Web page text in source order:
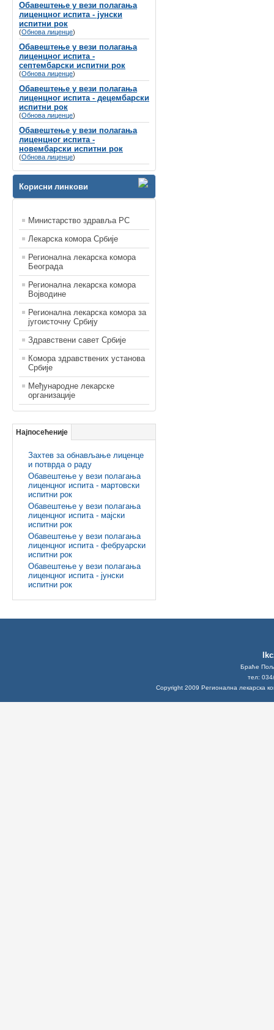
Губитак слуха се често назива
„невидљивим инвалидитетом“
због недостатка видљивих симптома, вец́
зато што је дуго био стигматизован у
друштву и недовољно препознат од
стране креатора здравствене политике и
буџета.
Обавештење у вези полагања
лиценцног испита - јунски
испитни рок
(Обнова лиценце)
Обавештење у вези полагања
лиценцног испита -
септембарски испитни рок
(Обнова лиценце)
Обавештење у вези полагања
лиценцног испита - децембарски
испитни рок
(Обнова лиценце)
Обавештење у вези полагања
лиценцног испита -
новембарски испитни рок
(Обнова лиценце)
Корисни линкови
Министарство здравља РС
Лекарска комора Србије
Регионална лекарска комора
Београда
Регионална лекарска комора
Војводине
Регионална лекарска комора за
југоисточну Србију
Здравствени савет Србије
Комора здравствених установа
Србије
Међународне лекарске
организације
Најпосећеније
Захтев за обнављање лиценце
и потврда о раду
Обавештење у вези полагања
лиценцног испита - мартовски
испитни рок
Обавештење у вези полагања
лиценцног испита - мајски
испитни рок
Обавештење у вези полагања
лиценцног испита - фебруарски
испитни рок
Обавештење у вези полагања
лиценцног испита - јунски
испитни рок
Браће
тел:
Copyright 2009 Регионална лекарска